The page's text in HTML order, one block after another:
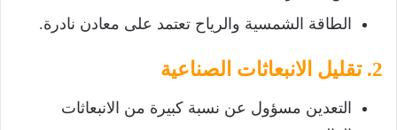
الطاقة الشمسية والرياح تعتمد على معادن نادرة.
2. تقليل الانبعاثات الصناعية
التعدين مسؤول عن نسبة كبيرة من الانبعاثات